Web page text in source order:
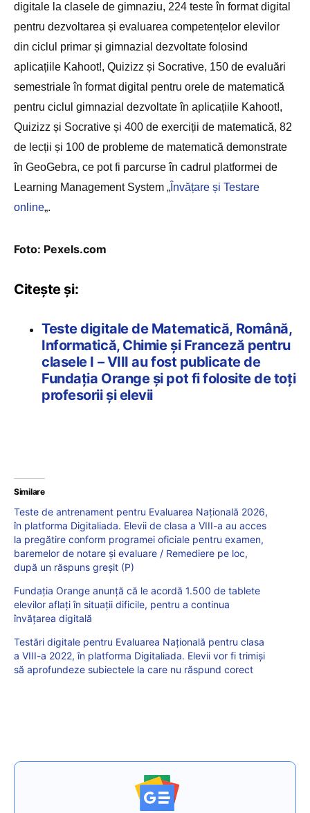
digitale la clasele de gimnaziu, 224 teste în format digital
pentru dezvoltarea și evaluarea competențelor elevilor
din ciclul primar și gimnazial dezvoltate folosind
aplicațiile Kahoot!, Quizizz și Socrative, 150 de evaluări
semestrialeîn format digital pentru orele de matematică
pentru ciclul gimnazial dezvoltate în aplicațiile Kahoot!,
Quizizz și Socrative și 400 de exerciții de matematică, 82
de lecții și 100 de probleme de matematică demonstrate
în GeoGebra, ce pot fi parcurse în cadrul platformei de
Learning Management System „ Învățare și Testare
online„.
Foto: Pexels.com
Citește și:
Teste digitale de Matematică, Română,
Informatică, Chimie și Franceză pentru
clasele I – VIII au fost publicate de
Fundația Orange și pot fi folosite de toți
profesorii și elevii
Similare
Teste de antrenament pentru Evaluarea Națională 2026,
în platforma Digitaliada. Elevii de clasa a VIII-a au acces
la pregătire conform programei oficiale pentru examen,
baremelor de notare și evaluare / Remediere pe loc,
după un răspuns greșit (P)
Fundația Orange anunță că le acordă 1.500 de tablete
elevilor aflați în situații dificile, pentru a continua
învățarea digitală
Testări digitale pentru Evaluarea Națională pentru clasa
a VIII-a 2022, în platforma Digitaliada. Elevii vor fi trimiși
să aprofundeze subiectele la care nu răspund corect